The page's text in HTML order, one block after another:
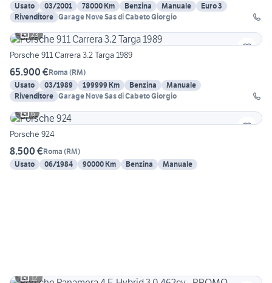
Usato
03/2001 78000 Km Benzina Manuale
Euro 3
Rivenditore Garage Nove Sas di Cabeto Giorgio
23
Porsche 911 Carrera 3.2 Targa 1989
65.900 €Roma (RM)
Usato
03/1989 199999 Km Benzina
Manuale
Rivenditore Garage Nove Sas di Cabeto Giorgio
6
Porsche 924
8.500 €Roma (RM)
Usato
06/1984 90000 Km Benzina Manuale
12